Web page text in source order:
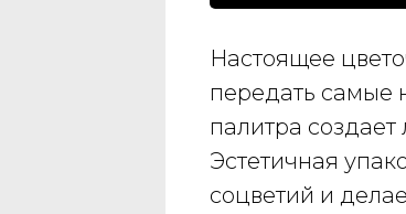
Настоящее
передать самые
палитра создает
Эстетичная
соцветий и